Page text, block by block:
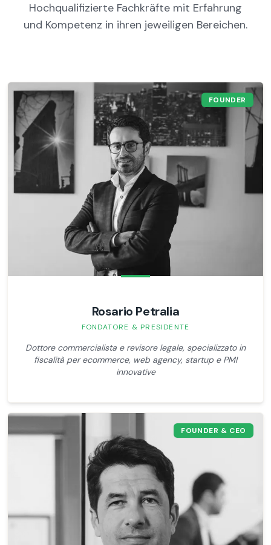
Hochqualifizierte Fachkräfte mit Erfahrung
und Kompetenz in ihren jeweiligen Bereichen.
FOUNDER
Rosario Petralia
FONDATORE & PRESIDENTE
Dottore commercialista e revisore legale, specializzato in
fiscalità per ecommerce, web agency, startup e PMI
innovative
FOUNDER & CEO